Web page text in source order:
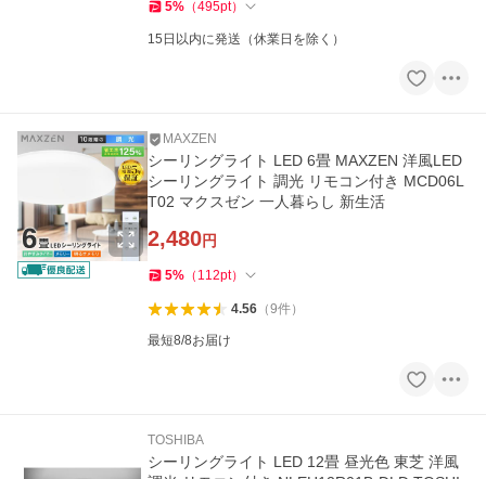
5% （495pt）
15日以内に発送（休業日を除く）
MAXZEN
シーリングライト LED 6畳 MAXZEN 洋風LED
シーリングライト 調光 リモコン付き MCD06L
T02 マクスゼン 一人暮らし 新生活
2,480円
5% （ 112pt）
4.56（9件）
最短8/8お届け
TOSHIBA
シーリングライト LED 12畳 昼光色 東芝 洋風